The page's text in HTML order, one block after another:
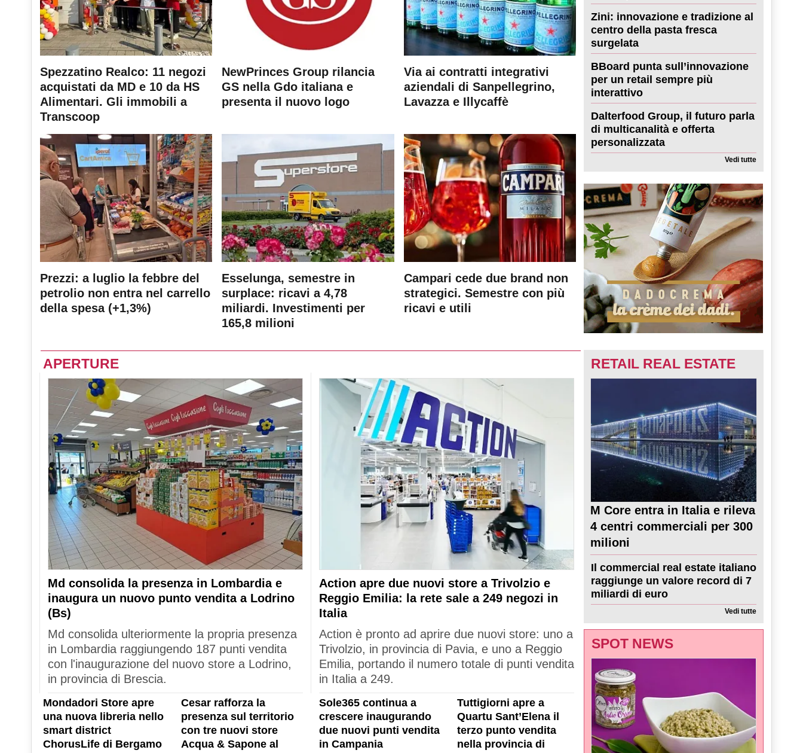
Spezzatino Realco: 11 negozi
acquistati da MD e 10 da HS
Alimentari. Gli immobili a
Transcoop
NewPrinces Group rilancia
GS nella Gdo italiana e
presenta il nuovo logo
Via ai contratti integrativi
aziendali di Sanpellegrino,
Lavazza e Illycaffè
Prezzi: a luglio la febbre del
petrolio non entra nel carrello
della spesa (+1,3%)
Esselunga, semestre in
surplace: ricavi a 4,78
miliardi. Investimenti per
165,8 milioni
Campari cede due brand non
strategici. Semestre con più
ricavi e utili
Zini: innovazione e tradizione al
centro della pasta fresca
surgelata
BBoard punta sull’innovazione
per un retail sempre più
interattivo
Dalterfood Group, il futuro parla
di multicanalità e offerta
personalizzata
Vedi tutte
APERTURE
Md consolida la presenza in Lombardia e
inaugura un nuovo punto vendita a Lodrino
(Bs)
Md consolida ulteriormente la propria presenza
in Lombardia raggiungendo 187 punti vendita
con l'inaugurazione del nuovo store a Lodrino,
in provincia di Brescia.
Action apre due nuovi store a Trivolzio e
Reggio Emilia: la rete sale a 249 negozi in
Italia
Action è pronto ad aprire due nuovi store: uno a
Trivolzio, in provincia di Pavia, e uno a Reggio
Emilia, portando il numero totale di punti vendita
in Italia a 249.
Mondadori Store apre
una nuova libreria nello
smart district
ChorusLife di Bergamo
Cesar rafforza la
presenza sul territorio
con tre nuovi store
Acqua & Sapone al
Sole365 continua a
crescere inaugurando
due nuovi punti vendita
in Campania
Tuttigiorni apre a
Quartu Sant’Elena il
terzo punto vendita
nella provincia di
RETAIL REAL ESTATE
M Core entra in Italia e rileva
4 centri commerciali per 300
milioni
Il commercial real estate italiano
raggiunge un valore record di 7
miliardi di euro
Vedi tutte
SPOT NEWS